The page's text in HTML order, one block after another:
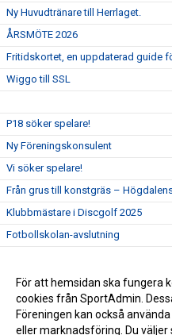
Ny Huvudtränare till Herrlaget.
ÅRSMÖTE 2026
Fritidskortet, en uppdaterad guide
Wiggo till SSL
P18 söker spelare!
Ny Föreningskonsulent
Vi söker spelare!
Från grus till konstgräs –
Klubbmästare i Discgolf 2025
Fotbollskolan-avslutning
Bareko Sport + Högdalens AIS =
För att hemsidan ska fungera
cookies från SportAdmin.
Föreningen kan också
eller marknadsföring. Du väljer